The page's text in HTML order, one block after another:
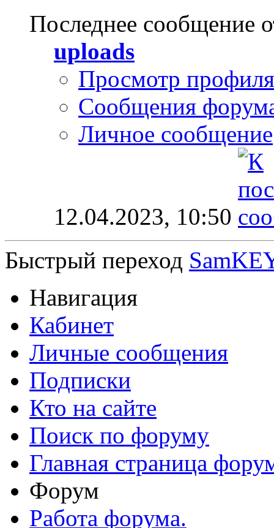
Последнее сообщение
uploads
Просмотр профиля
Сообщения
Личное сообщение
12.04.2023, 10:50
Быстрый переход
Навигация
Кабинет
Личные сообщения
Подписки
Кто на сайте
Поиск по форуму
Главная страница
Форум
Работа форума.